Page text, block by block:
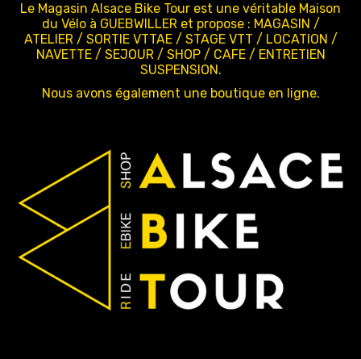
Le Magasin Alsace Bike Tour est une véritable Maison
du Vélo à GUEBWILLER et propose : MAGASIN /
ATELIER / SORTIE VTTAE / STAGE VTT / LOCATION /
NAVETTE / SEJOUR / SHOP / CAFE / ENTRETIEN
SUSPENSION.
Nous avons également une boutique en ligne.